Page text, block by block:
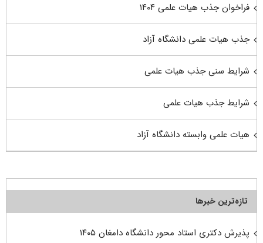
فراخوان جذب هیات علمی ۱۴۰۴
جذب هیات علمی دانشگاه آزاد
شرایط سنی جذب هیات علمی
شرایط جذب هیات علمی
هیات علمی وابسته دانشگاه آزاد
تازه‌ترین خبرها
پذیرش دکتری استاد محور دانشگاه دامغان ۱۴۰۵